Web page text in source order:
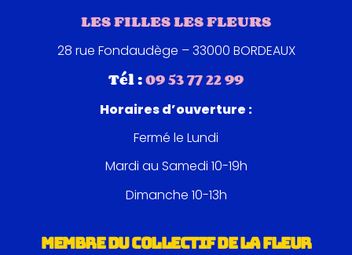
À vous de choisir laquelle vous voulez offrir.
LES FILLES LES FLEURS
28 rue Fondaudège – 33000 BORDEAUX
Tél :09 53 77 22 99
Horaires d’ouverture :
Fermé le Lundi
Mardi au Samedi 10-19h
Dimanche 10-13h
MEMBRE DU COLLECTIF DE LA FLEUR